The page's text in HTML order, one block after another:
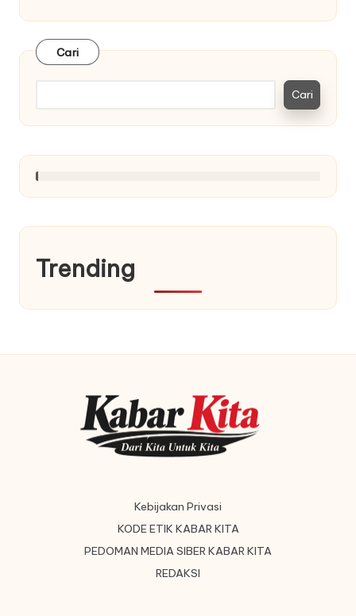
Cari
Cari
Trending
Kebijakan Privasi
KODE ETIK KABAR KITA
PEDOMAN MEDIA SIBER KABAR KITA
REDAKSI